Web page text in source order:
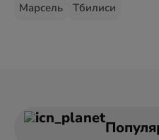
Марсель
Тбилиси